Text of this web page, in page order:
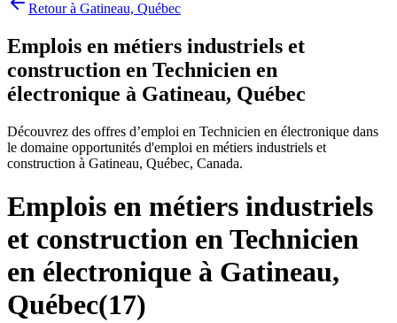
Retour à Gatineau, Québec
Emplois en métiers industriels et
construction en Technicien en
électronique à Gatineau, Québec
Découvrez des offres d’emploi en Technicien en électronique dans
le domaine opportunités d'emploi en métiers industriels et
construction à Gatineau, Québec, Canada.
Emplois en métiers industriels
et construction en Technicien
en électronique à Gatineau,
Québec(17)